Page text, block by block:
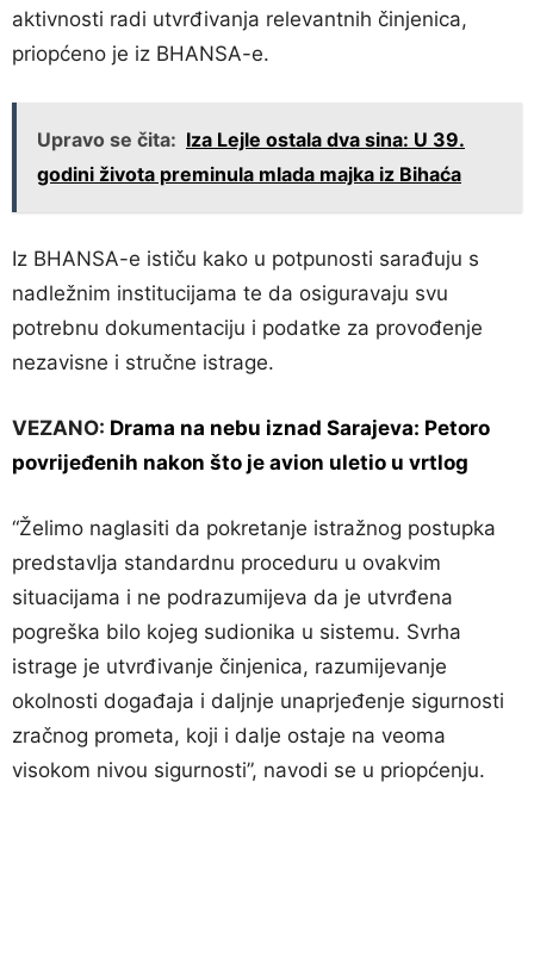
aktivnosti radi utvrđivanja relevantnih činjenica,
priopćeno je iz BHANSA-e.
Upravo se čita: Iza Lejle ostala dva sina: U 39.
godini života preminula mlada majka iz Bihaća
Iz BHANSA-e ističu kako u potpunosti sarađuju s
nadležnim institucijama te da osiguravaju svu
potrebnu dokumentaciju i podatke za provođenje
nezavisne i stručne istrage.
VEZANO: Drama na nebu iznad Sarajeva: Petoro
povrijeđenih nakon što je avion uletio u vrtlog
“Želimo naglasiti da pokretanje istražnog postupka
predstavlja standardnu proceduru u ovakvim
situacijama i ne podrazumijeva da je utvrđena
pogreška bilo kojeg sudionika u sistemu. Svrha
istrage je utvrđivanje činjenica, razumijevanje
okolnosti događaja i daljnje unaprjeđenje sigurnosti
zračnog prometa, koji i dalje ostaje na veoma
visokom nivou sigurnosti”, navodi se u priopćenju.